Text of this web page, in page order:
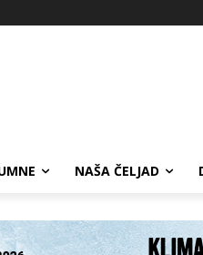
NAŠA ČELJAD